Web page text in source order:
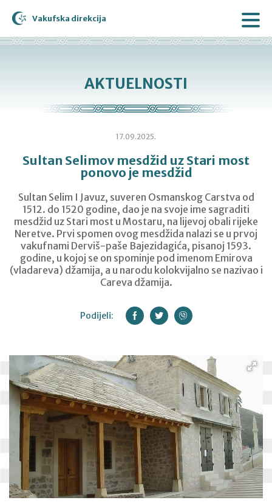
Vakufska direkcija
AKTUELNOSTI
17.09.2025.
Sultan Selimov mesdžid uz Stari most
ponovo je mesdžid
Sultan Selim I Javuz, suveren Osmanskog Carstva od
1512. do 1520 godine, dao je na svoje ime sagraditi
mesdžid uz Stari most u Mostaru, na lijevoj obali rijeke
Neretve. Prvi spomen ovog mesdžida nalazi se u prvoj
vakufnami Derviš-paše Bajezidagića, pisanoj 1593.
godine, u kojoj se on spominje pod imenom Emirova
(vladareva) džamija, a u narodu kolokvijalno se nazivao i
Careva džamija.
Podijeli: